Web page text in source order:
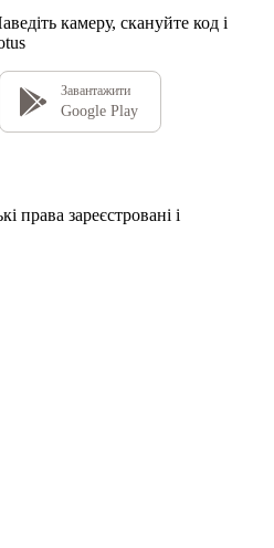
камеру, скануйте код і
Завантажити
Google Play
права зареєстровані і